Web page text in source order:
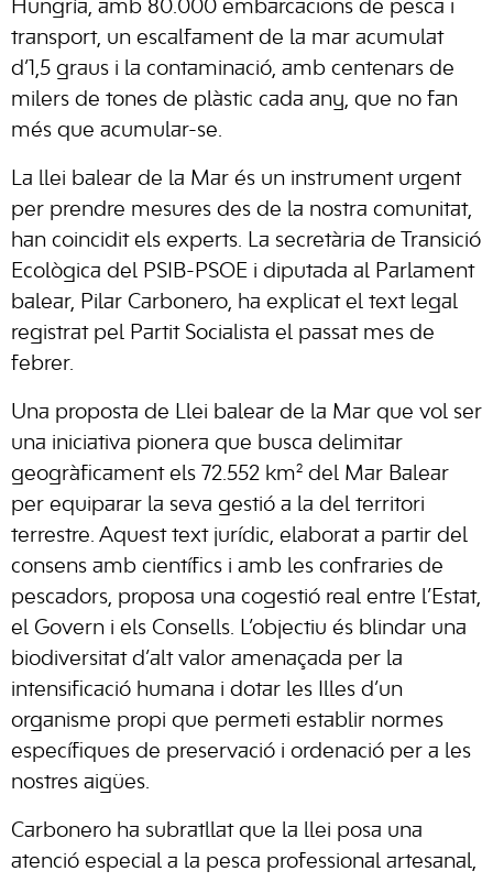
Hungría, amb 80.000 embarcacions de pesca i
transport, un escalfament de la mar acumulat
d’1,5 graus i la contaminació, amb centenars de
milers de tones de plàstic cada any, que no fan
més que acumular-se.
La llei balear de la Mar és un instrument urgent
per prendre mesures des de la nostra comunitat,
han coincidit els experts. La secretària de Transició
Ecològica del PSIB-PSOE i diputada al Parlament
balear, Pilar Carbonero, ha explicat el text legal
registrat pel Partit Socialista el passat mes de
febrer.
Una proposta de Llei balear de la Mar que vol ser
una iniciativa pionera que busca delimitar
geogràficament els 72.552 km² del Mar Balear
per equiparar la seva gestió a la del territori
terrestre. Aquest text jurídic, elaborat a partir del
consens amb científics i amb les confraries de
pescadors, proposa una cogestió real entre l’Estat,
el Govern i els Consells. L’objectiu és blindar una
biodiversitat d’alt valor amenaçada per la
intensificació humana i dotar les Illes d’un
organisme propi que permeti establir normes
específiques de preservació i ordenació per a les
nostres aigües.
Carbonero ha subratllat que la llei posa una
atenció especial a la pesca professional artesanal,